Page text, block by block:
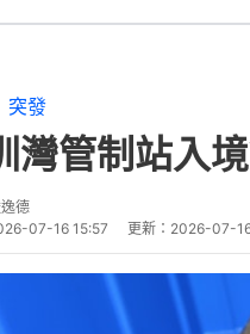
突發
灣管制站入
德
07-16 15:57 更新： 2026-07-